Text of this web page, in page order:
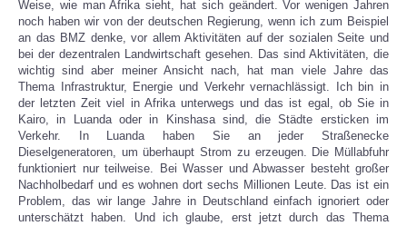
Weise, wie man Afrika sieht, hat sich geändert. Vor wenigen Jahren
noch haben wir von der deutschen Regierung, wenn ich zum Beispiel
an das BMZ denke, vor allem Aktivitäten auf der sozialen Seite und
bei der dezentralen Landwirtschaft gesehen. Das sind Aktivitäten, die
wichtig sind aber meiner Ansicht nach, hat man viele Jahre das
Thema Infrastruktur, Energie und Verkehr vernachlässigt. Ich bin in
der letzten Zeit viel in Afrika unterwegs und das ist egal, ob Sie in
Kairo, in Luanda oder in Kinshasa sind, die Städte ersticken im
Verkehr. In Luanda haben Sie an jeder Straßenecke
Dieselgeneratoren, um überhaupt Strom zu erzeugen. Die Müllabfuhr
funktioniert nur teilweise. Bei Wasser und Abwasser besteht großer
Nachholbedarf und es wohnen dort sechs Millionen Leute. Das ist ein
Problem, das wir lange Jahre in Deutschland einfach ignoriert oder
unterschätzt haben. Und ich glaube, erst jetzt durch das Thema